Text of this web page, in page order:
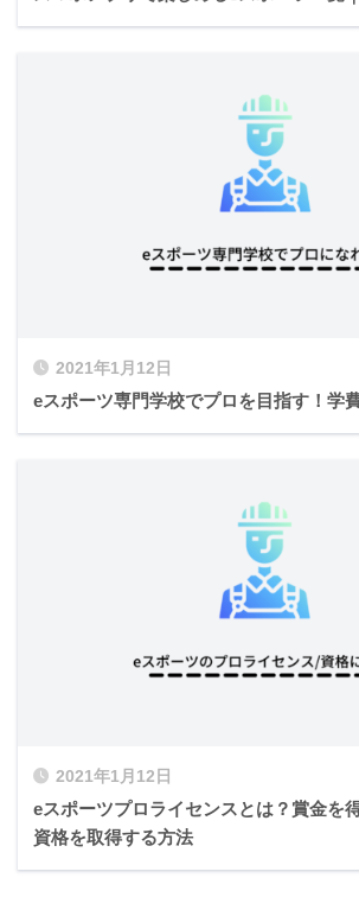
2021年1月12日
eスポーツ専門学校でプロを目指す！学
2021年1月12日
eスポーツプロライセンスとは？賞金を
資格を取得する方法